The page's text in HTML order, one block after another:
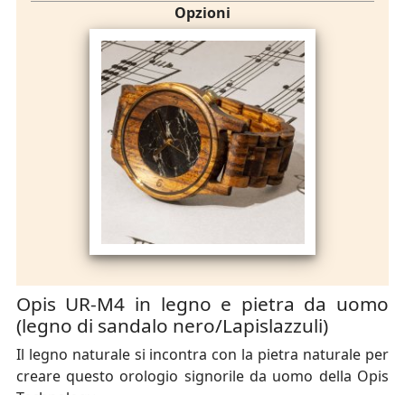
Opzioni
Opis UR-M4 in legno e pietra da uomo
(legno di sandalo nero/Lapislazzuli)
Il legno naturale si incontra con la pietra naturale per
creare questo orologio signorile da uomo della Opis